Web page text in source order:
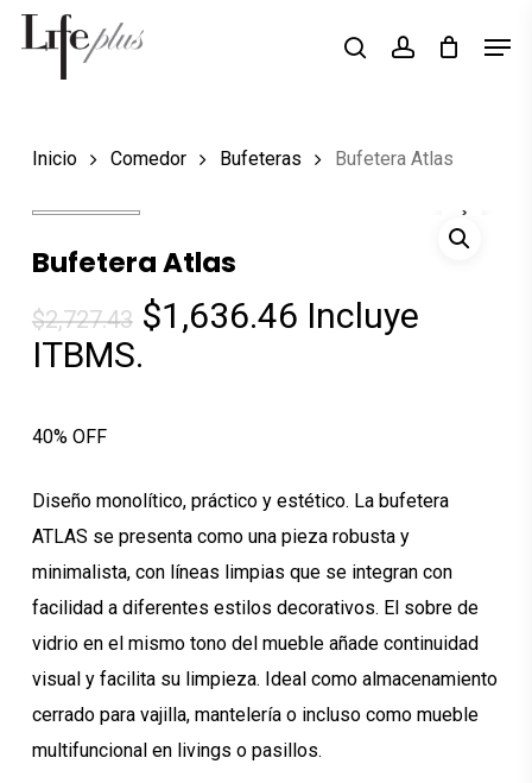
Skip
Búsqueda
productos
searchaccount
Inicio Comedor Bufeteras Bufetera Atlas
Bufetera Atlas
$2,727.43 El
$1,636.46ElIncluye
ITBMS.
40% OFF
Diseño monolítico, práctico y estético. La bufetera
ATLAS se presenta como una pieza robusta y
minimalista, con líneas limpias que se integran con
facilidad a diferentes estilos decorativos. El sobre de
vidrio en el mismo tono del mueble añade continuidad
visual y facilita su limpieza. Ideal como almacenamiento
cerrado para vajilla, mantelería o incluso como mueble
multifuncional en livings o pasillos.